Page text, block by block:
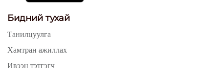
Бидний тухай
Танилцуулга
Хамтран ажиллах
Ивээн тэтгэгч